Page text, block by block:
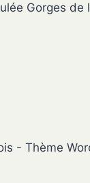
Gorges de
- Thème